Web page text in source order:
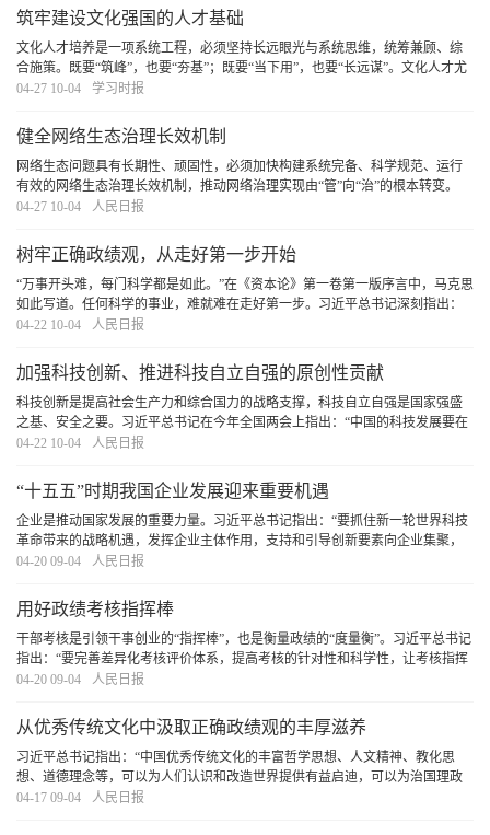
筑牢建设文化强国的人才基础
文化人才培养是一项系统工程，必须坚持长远眼光与系统思维，统筹兼顾、综
合施策。既要“筑峰”，也要“夯基”；既要“当下用”，也要“长远谋”。文化人才尤
其是文艺人才的成长有其自身规律和特点，必须深刻洞察当前人才队伍呈现的
04-27 10-04 学习时报
健全网络生态治理长效机制
网络生态问题具有长期性、顽固性，必须加快构建系统完备、科学规范、运行
有效的网络生态治理长效机制，推动网络治理实现由“管”向“治”的根本转变。
[详细]
04-27 10-04 人民日报
树牢正确政绩观，从走好第一步开始
“万事开头难，每门科学都是如此。”在《资本论》第一卷第一版序言中，马克思
如此写道。任何科学的事业，难就难在走好第一步。习近平总书记深刻指出：
“第一步走错了就不行。如果抱着当官谋利的想法，那做的一切事情都不会对。”
04-22 10-04 人民日报
加强科技创新、推进科技自立自强的原创性贡献
科技创新是提高社会生产力和综合国力的战略支撑，科技自立自强是国家强盛
之基、安全之要。习近平总书记在今年全国两会上指出：“中国的科技发展要在
国际上开展合作的同时，坚持独立自主、自立自强，更好承担起我们的历史责
04-22 10-04 人民日报
“十五五”时期我国企业发展迎来重要机遇
企业是推动国家发展的重要力量。习近平总书记指出：“要抓住新一轮世界科技
革命带来的战略机遇，发挥企业主体作用，支持和引导创新要素向企业集聚，
不断增强企业创新动力、创新活力、创新实力。”“十五五”规划纲要确定了未来
04-20 09-04 人民日报
用好政绩考核指挥棒
干部考核是引领干事创业的“指挥棒”，也是衡量政绩的“度量衡”。习近平总书记
指出：“要完善差异化考核评价体系，提高考核的针对性和科学性，让考核指挥
棒真正管用。”引导广大党员干部树立和践行正确政绩观，创造造福人民、群众
04-20 09-04 人民日报
从优秀传统文化中汲取正确政绩观的丰厚滋养
习近平总书记指出：“中国优秀传统文化的丰富哲学思想、人文精神、教化思
想、道德理念等，可以为人们认识和改造世界提供有益启迪，可以为治国理政
提供有益启示”。我们要坚持古为今用、推陈出新，结合实际，不断从中华优秀
04-17 09-04 人民日报